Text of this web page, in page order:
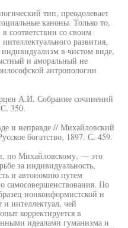
тип, преодолевает
каноны. Только то,
соответствии со своим
развития,
индивидуализм в чистом виде,
и аморальный не
антропологии
А.И. Собрание сочинений
350.
и неправде // Михайловский
богатство, 1897. С. 459.
по Михайловскому, — это
за индивидуальность,
и автономию путем
самосовершенствования. По
нонконформистской и
интеллектуал, чей
корректируется в
идеалами гуманизма и